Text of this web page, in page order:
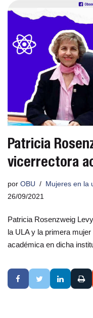
Patricia
vicerrectora
por OBU Mujeres en la
26/09/2021
Patricia Rosenzweig
la ULA y la primera
académica en dicha